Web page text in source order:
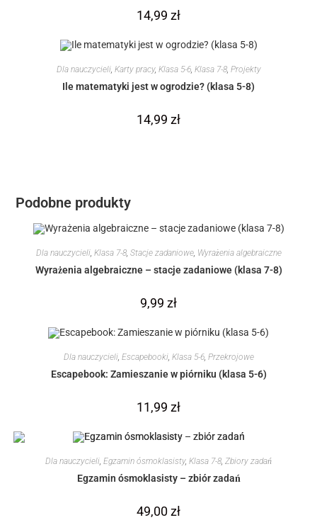
14,99 zł
Dla nauczycieli, Karty pracy, Klasa 5-6, Klasa 7-8, Projekty
Ile matematyki jest w ogrodzie? (klasa 5-8)
14,99 zł
Podobne produkty
Dla nauczycieli, Klasa 7-8, Stacje zadaniowe, Wyrażenia algebraiczne
Wyrażenia algebraiczne – stacje zadaniowe (klasa 7-8)
9,99 zł
Dla nauczycieli, Escapebooki, Klasa 5-6, Przekrojowe
Escapebook: Zamieszanie w piórniku (klasa 5-6)
11,99 zł
Dla nauczycieli, Egzamin ósmoklasisty, Klasa 7-8, Zbiory zadań
Egzamin ósmoklasisty – zbiór zadań
49,00zł